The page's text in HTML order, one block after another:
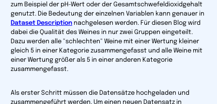
zum Beispiel der pH-Wert oder der Gesamtschwefeldioxidgehalt
genutzt. Die Bedeutung der einzelnen Variablen kann genauer in
Dataset Description nachgelesen werden. Für diesen Blog wird
dabei die Qualität des Weines in nur zwei Gruppen eingeteilt.
Dazu werden alle "schlechten" Weine mit einer Wertung kleiner
gleich 5 in einer Kategorie zusammengefasst und alle Weine mit
einer Wertung größer als 5 in einer anderen Kategorie
zusammengefasst.
Als erster Schritt müssen die Datensätze hochgeladen und
zusammengeführt werden. Um einen neuen Datensatz in